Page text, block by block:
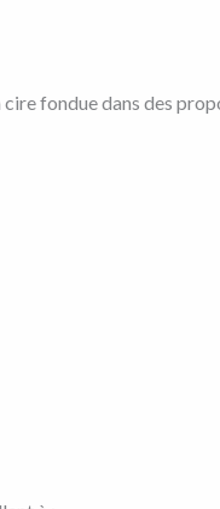
fondue dans des